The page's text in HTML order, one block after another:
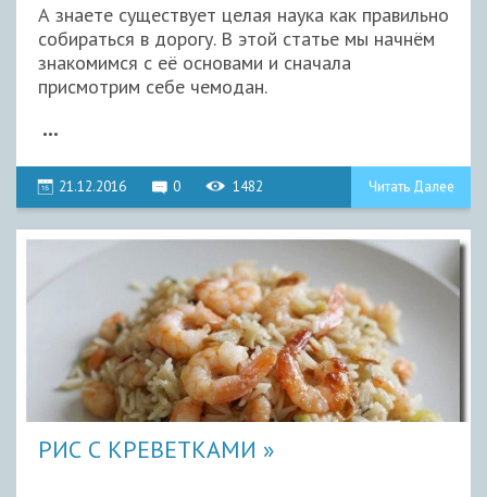
А знаете существует целая наука как правильно
собираться в дорогу. В этой статье мы начнём
знакомимся с её основами и сначала
присмотрим себе чемодан.
...
21.12.2016 0 1482 Читать Далее
РИС С КРЕВЕТКАМИ